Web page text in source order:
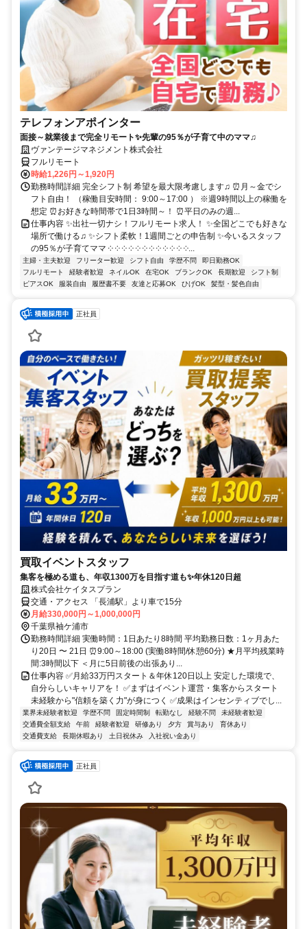
テレフォンアポインター
面接～就業後まで完全リモート✨先輩の95％が子育て中のママ♫
ヴァンテージマネジメント株式会社
フルリモート
時給1,226円～1,920円
勤務時間詳細 完全シフト制 希望を最大限考慮します♫ ⏰月～金でシ
フト自由！ （稼働目安時間： 9:00～17:00 ） ※週9時間以上の稼働を
想定 ⏰お好きな時間帯で1日3時間～！ ⏰平日のみの週...
仕事内容 ✨出社一切ナシ！フルリモート求人！ ✨全国どこでも好きな
場所で働ける♫ ✨シフト柔軟！1週間ごとの申告制 ✨今いるスタッフ
の95％が子育てママ ༶ ༶ ༶ ༶ ༶ ༶ ༶ ༶ ༶ ༶ ༶ ༶...
主婦・主夫歓迎 フリーター歓迎 シフト自由 学歴不問
即日勤務OK
フルリモート
経験者歓迎 ネイルOK 在宅OK ブランクOK 長期歓迎
シフト制
ピアスOK
服装自由 履歴書不要 友達と応募OK ひげOK 髪型・髪色自由
正社員
買取イベントスタッフ
集客を極める道も、年収1300万を目指す道も✨年休120日超
株式会社ケイタスプラン
交通・アクセス 「長浦駅」より車で15分
月給330,000円～1,000,000円
千葉県袖ケ浦市
勤務時間詳細 実働時間：1日あたり8時間 平均勤務日数：1ヶ月あた
り20日 〜 21日 ⏰9:00～18:00 (実働8時間/休憩60分) ★月平均残業時
間:3時間以下 ＜月に5日前後の出張あり...
仕事内容 ✅月給33万円スタート＆年休120日以上 安定した環境で、
自分らしいキャリアを！ ✅まずはイベント運営・集客からスタート
未経験から"信頼を築く力"が身につく ✅成果はインセンティブでし...
業界未経験者歓迎 学歴不問 固定時間制 転勤なし 経験不問
未経験者歓迎
交通費全額支給
午前 経験者歓迎 研修あり 夕方 賞与あり
育休あり
交通費支給
長期休暇あり 土日祝休み 入社祝い金あり
正社員